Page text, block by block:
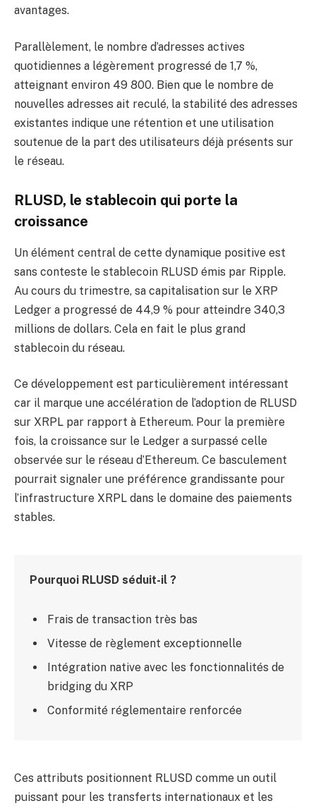
avantages.
Parallèlement, le nombre d’adresses actives
quotidiennes a légèrement progressé de 1,7 %,
atteignant environ 49 800. Bien que le nombre de
nouvelles adresses ait reculé, la stabilité des adresses
existantes indique une rétention et une utilisation
soutenue de la part des utilisateurs déjà présents sur
le réseau.
RLUSD, le stablecoin qui porte la
croissance
Un élément central de cette dynamique positive est
sans conteste le stablecoin RLUSD émis par Ripple.
Au cours du trimestre, sa capitalisation sur le XRP
Ledger a progressé de 44,9 % pour atteindre 340,3
millions de dollars. Cela en fait le plus grand
stablecoin du réseau.
Ce développement est particulièrement intéressant
car il marque une accélération de l’adoption de RLUSD
sur XRPL par rapport à Ethereum. Pour la première
fois, la croissance sur le Ledger a surpassé celle
observée sur le réseau d’Ethereum. Ce basculement
pourrait signaler une préférence grandissante pour
l’infrastructure XRPL dans le domaine des paiements
stables.
Pourquoi RLUSD séduit-il ?
Frais de transaction très bas
Vitesse de règlement exceptionnelle
Intégration native avec les fonctionnalités de
bridging du XRP
Conformité réglementaire renforcée
Ces attributs positionnent RLUSD comme un outil
puissant pour les transferts internationaux et les